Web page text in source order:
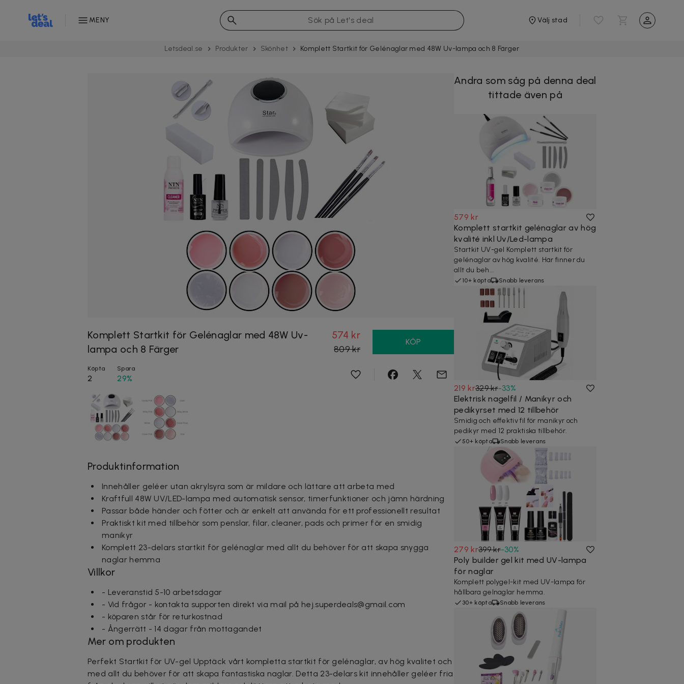
MENY Välj stad
Letsdeal.se Produkter Skönhet Komplett Startkit för Gelénaglar med 48W Uv-lampa och 8 Färger
Komplett Startkit för Gelénaglar med 48W Uv-
lampa och 8 Färger
574 kr
809 kr
KÖP
Köpta
2
Spara
29%
Produktinformation
Innehåller geléer utan akrylsyra som är mildare och lättare att arbeta med
Kraftfull 48W UV/LED-lampa med automatisk sensor, timerfunktioner och jämn härdning
Passar både händer och fötter och är enkelt att använda för ett professionellt resultat
Praktiskt kit med tillbehör som penslar, filar, cleaner, pads och primer för en smidig
manikyr
Komplett 23-delars startkit för gelénaglar med allt du behöver för att skapa snygga
naglar hemma
Villkor
- Leveranstid 5-10 arbetsdagar
- Vid frågor - kontakta supporten direkt via mail på hej.superdeals@gmail.com
- köparen står för returkostnad
- Ångerrätt - 14 dagar från mottagandet
Mer om produkten
Perfekt Startkit för UV-gel Upptäck vårt kompletta startkit för gelénaglar, av hög kvalitet och
med allt du behöver för att skapa fantastiska naglar. Detta 23-delars kit innehåller geléer fria
Andra som såg på denna deal
tittade även på
579 kr
Komplett startkit gelénaglar av hög
kvalité inkl Uv/Led-lampa
Startkit UV-gel Komplett startkit för
gelénaglar av hög kvalité. Här finner du
allt du beh...
10+ köpta Snabb leverans
219 kr329 kr-33%
Elektrisk nagelfil / Manikyr och
pedikyrset med 12 tillbehör
Smidig och effektiv fil för manikyr och
pedikyr med 12 praktiska tillbehör.
50+ köpta Snabb leverans
279 kr399 kr-30%
Poly builder gel kit med UV-lampa
för naglar
Komplett polygel-kit med UV-lampa för
hållbara gelnaglar hemma.
30+ köpta Snabb leverans